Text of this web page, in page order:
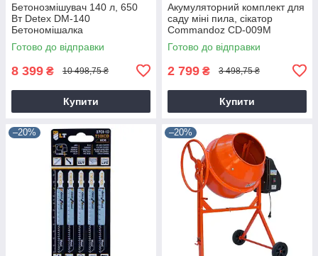
Бетонозмішувач 140 л, 650
Вт Detex DM-140
Бетономішалка
Готово до відправки
8 399 ₴ 10 498,75 ₴
Купити
Акумуляторний комплект для
саду міні пила, сікатор
Commandoz CD-009M
Готово до відправки
2 799 ₴ 3 498,75 ₴
Купити
–20% –20%